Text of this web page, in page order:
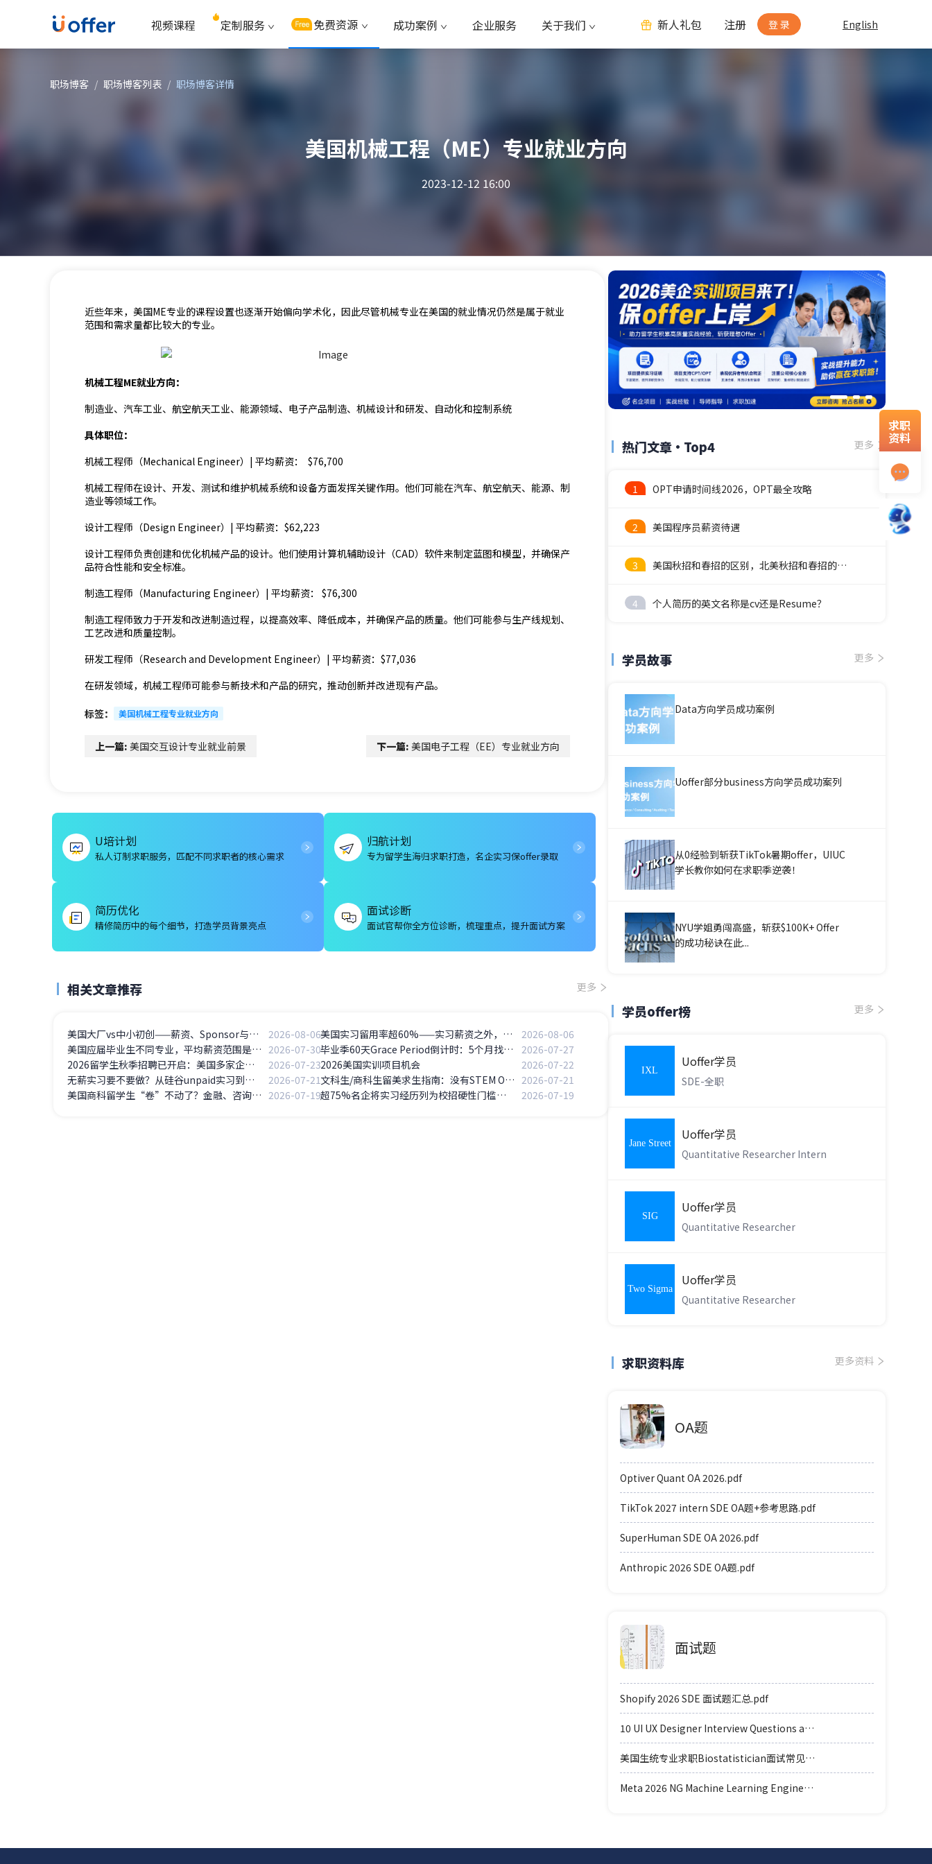
视频课程 定制服务 免费资源 成功案例 企业服务 关于我们 新人礼包 注册 登 录 English
职场博客 / 职场博客列表 / 职场博客详情
美国机械工程（ME）专业就业方向
2023-12-12 16:00
近些年来，美国ME专业的课程设置也逐渐开始偏向学术化，因此尽管机械专业在美国的就业情况仍然是属于就业
范围和需求量都比较大的专业。
机械工程ME就业方向：
制造业、汽车工业、航空航天工业、能源领域、电子产品制造、机械设计和研发、自动化和控制系统
具体职位：
机械工程师（Mechanical Engineer）| 平均薪资： $76,700
机械工程师在设计、开发、测试和维护机械系统和设备方面发挥关键作用。他们可能在汽车、航空航天、能源、制
造业等领域工作。
设计工程师（Design Engineer）| 平均薪资：$62,223
设计工程师负责创建和优化机械产品的设计。他们使用计算机辅助设计（CAD）软件来制定蓝图和模型，并确保产
品符合性能和安全标准。
制造工程师（Manufacturing Engineer）| 平均薪资： $76,300
制造工程师致力于开发和改进制造过程，以提高效率、降低成本，并确保产品的质量。他们可能参与生产线规划、
工艺改进和质量控制。
研发工程师（Research and Development Engineer）| 平均薪资：$77,036
在研发领域，机械工程师可能参与新技术和产品的研究，推动创新并改进现有产品。
标签： 美国机械工程专业就业方向
上一篇: 美国交互设计专业就业前景 下一篇: 美国电子工程（EE）专业就业方向
U培计划
私人订制求职服务，匹配不同求职者的核心需求
归航计划
专为留学生海归求职打造，名企实习保offer录取
简历优化
精修简历中的每个细节，打造学员背景亮点
面试诊断
面试官帮你全方位诊断，梳理重点，提升面试方案
相关文章推荐 更多
美国大厂vs中小初创——薪资、Sponsor与留美路径的真实博弈 2026-08-06 美国实习留用率超60%——实习薪资之外，Return Offer的长期价值
2026-08-06
美国应届毕业生不同专业，平均薪资范围是多少？ 2026-07-30 毕业季60天Grace Period倒计时：5个月找工作时间线怎么拆解？
2026-07-27
2026留学生秋季招聘已开启：美国多家企业放岗
2026-07-232026美国实训项目机会
2026-07-22
无薪实习要不要做？从硅谷unpaid实习到斩获full time Offer
2026-07-21 文科生/商科生留美求生指南：没有STEM OPT怎么办？ 2026-07-21
美国商科留学生“卷”不动了？金融、咨询岗位竞争白热化，如何突围？ 2026-07-19 超75%名企将实习经历列为校招硬性门槛，无实习经历的留学生怎么办？ 2026-07-19
热门文章·Top4 更多
1 OPT申请时间线2026，OPT最全攻略
2 美国程序员薪资待遇
3 美国秋招和春招的区别，北美秋招和春招的时间线
4 个人简历的英文名称是cv还是Resume？
学员故事 更多
Data方向学员成功案例
Uoffer部分business方向学员成功案列
从0经验到斩获TikTok暑期offer，UIUC
学长教你如何在求职季逆袭！
NYU学姐勇闯高盛，斩获$100K+ Offer
的成功秘诀在此...
学员offer榜 更多
IXL
Learning
Uoffer学员
SDE-全职
Jane Street
Uoffer学员
Quantitative Researcher Intern
SIG
Uoffer学员
Quantitative Researcher
Two Sigma
Uoffer学员
Quantitative Researcher
求职资料库 更多资料
OA题
Optiver Quant OA 2026.pdf
TikTok 2027 intern SDE OA题+参考思路.pdf
SuperHuman SDE OA 2026.pdf
Anthropic 2026 SDE OA题.pdf
面试题
Shopify 2026 SDE 面试题汇总.pdf
10 UI UX Designer Interview Questions and Answers.pdf
美国生统专业求职Biostatistician面试常见例题题型.pdf
Meta 2026 NG Machine Learning Engineer coding轮面参考.pdf
求职
资料